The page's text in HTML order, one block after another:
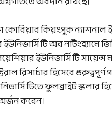
কোরিয়ার কিয়ংপুক ন্যাশনাল
ইউনিভার্সিটি অব নটিংহ্যামে
ইউনিভার্সিটি
রিসার্চার হিসেবে
ফুলব্রাইট স্কলার
করেন।